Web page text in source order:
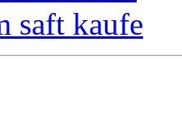
saft kaufe